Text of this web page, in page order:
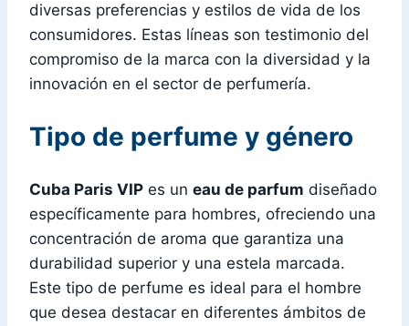
diversas preferencias y estilos de vida de los
consumidores. Estas líneas son testimonio del
compromiso de la marca con la diversidad y la
innovación en el sector de perfumería.
Tipo de perfume y género
Cuba Paris VIP es un eau de parfum diseñado
específicamente para hombres, ofreciendo una
concentración de aroma que garantiza una
durabilidad superior y una estela marcada.
Este tipo de perfume es ideal para el hombre
que desea destacar en diferentes ámbitos de